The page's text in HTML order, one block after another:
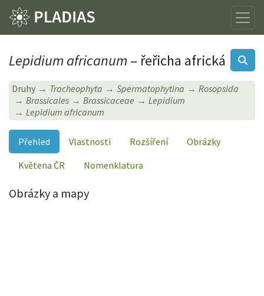
Lepidium africanum – řeřicha africká
Druhy Tracheophyta Spermatophytina
Rosopsida
Brassicales
Brassicaceae
Lepidium
Lepidium africanum
Přehled Vlastnosti Rozšíření
Obrázky
Květena ČR
Nomenklatura
Obrázky a mapy